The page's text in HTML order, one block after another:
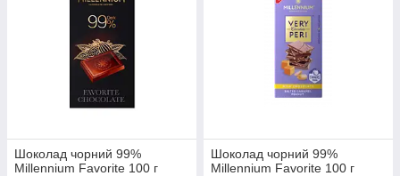
Шоколад чорний 99%
Millennium Favorite 100 г
Шоколад чорний 99%
Millennium Favorite 100 г